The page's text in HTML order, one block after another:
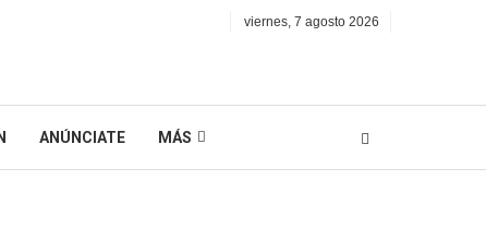
viernes, 7 agosto 2026
ANÚNCIATE MÁS